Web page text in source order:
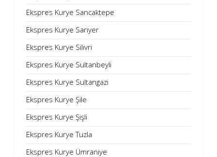
Ekspres Kurye Sancaktepe
Ekspres Kurye Sarıyer
Ekspres Kurye Silivri
Ekspres Kurye Sultanbeyli
Ekspres Kurye Sultangazi
Ekspres Kurye Şile
Ekspres Kurye Şişli
Ekspres Kurye Tuzla
Ekspres Kurye Ümraniye